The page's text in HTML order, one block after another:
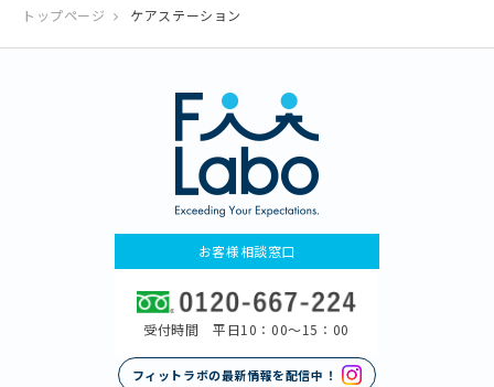
トップページ ケアステーション
お客様相談窓口
受付時間 平日10：00〜15：00
フィットラボの最新情報を配信中！